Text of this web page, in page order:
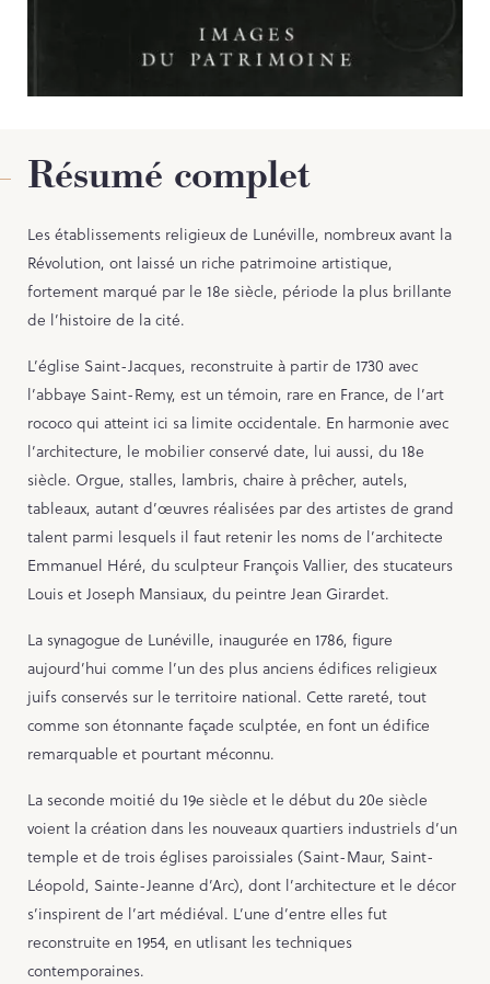
Comité d'Histoire Régionale
Service Inventaire et Patrimoines de la Région Grand Est
Résumé complet
Les établissements religieux de Lunéville, nombreux avant la
Révolution, ont laissé un riche patrimoine artistique,
fortement marqué par le 18e siècle, période la plus brillante
de l’histoire de la cité.
L’église Saint-Jacques, reconstruite à partir de 1730 avec
l’abbaye Saint-Remy, est un témoin, rare en France, de l’art
rococo qui atteint ici sa limite occidentale. En harmonie avec
l’architecture, le mobilier conservé date, lui aussi, du 18e
siècle. Orgue, stalles, lambris, chaire à prêcher, autels,
tableaux, autant d’œuvres réalisées par des artistes de grand
talent parmi lesquels il faut retenir les noms de l’architecte
Emmanuel Héré, du sculpteur François Vallier, des stucateurs
Louis et Joseph Mansiaux, du peintre Jean Girardet.
La synagogue de Lunéville, inaugurée en 1786, figure
aujourd’hui comme l’un des plus anciens édifices religieux
juifs conservés sur le territoire national. Cette rareté, tout
comme son étonnante façade sculptée, en font un édifice
remarquable et pourtant méconnu.
La seconde moitié du 19e siècle et le début du 20e siècle
voient la création dans les nouveaux quartiers industriels d’un
temple et de trois églises paroissiales (Saint-Maur, Saint-
Léopold, Sainte-Jeanne d’Arc), dont l’architecture et le décor
s’inspirent de l’art médiéval. L’une d’entre elles fut
reconstruite en 1954, en utlisant les techniques
contemporaines.